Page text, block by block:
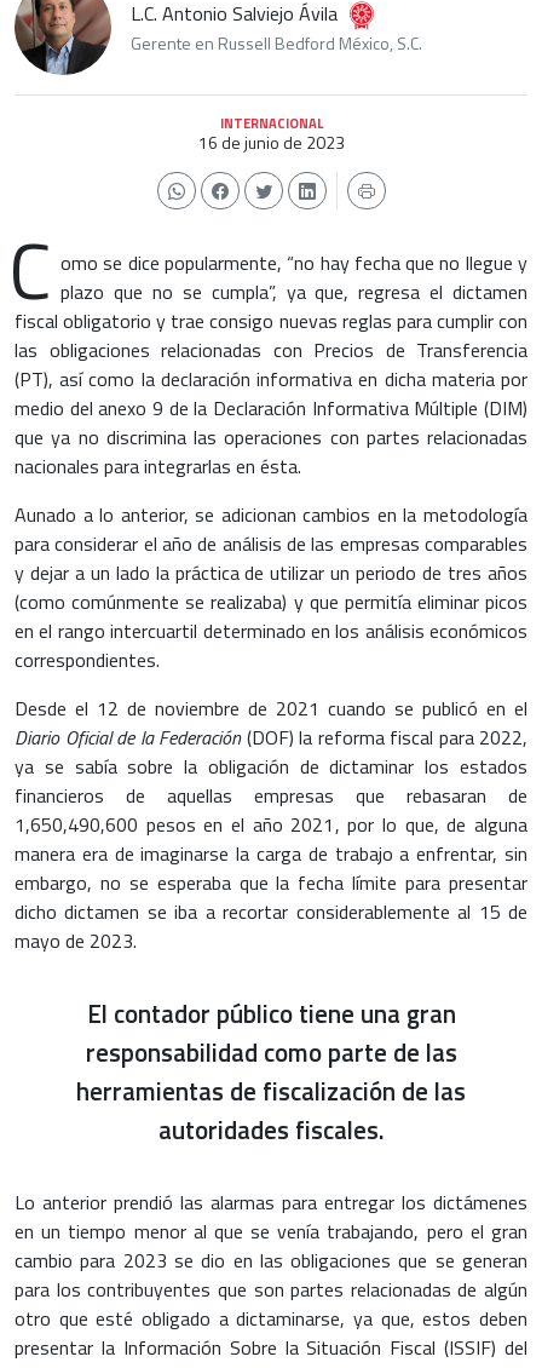
L.C. Antonio Salviejo Ávila
Gerente en Russell Bedford México, S.C.
INTERNACIONAL
16 de junio de 2023
C omo se dice popularmente, “no hay fecha que no llegue y
plazo que no se cumpla”, ya que, regresa el dictamen
fiscal obligatorio y trae consigo nuevas reglas para cumplir con
las obligaciones relacionadas con Precios de Transferencia
(PT), así como la declaración informativa en dicha materia por
medio del anexo 9 de la Declaración Informativa Múltiple (DIM)
que ya no discrimina las operaciones con partes relacionadas
nacionales para integrarlas en ésta.
Aunado a lo anterior, se adicionan cambios en la metodología
para considerar el año de análisis de las empresas comparables
y dejar a un lado la práctica de utilizar un periodo de tres años
(como comúnmente se realizaba) y que permitía eliminar picos
en el rango intercuartil determinado en los análisis económicos
correspondientes.
Desde el 12 de noviembre de 2021 cuando se publicó en el
Diario Oficial de la Federación(DOF) la reforma fiscal para 2022,
ya se sabía sobre la obligación de dictaminar los estados
financieros de aquellas empresas que rebasaran de
1,650,490,600 pesos en el año 2021, por lo que, de alguna
manera era de imaginarse la carga de trabajo a enfrentar, sin
embargo, no se esperaba que la fecha límite para presentar
dicho dictamen se iba a recortar considerablemente al 15 de
mayo de 2023.
El contador público tiene una gran
responsabilidad como parte de las
herramientas de fiscalización de las
autoridades fiscales.
Lo anterior prendió las alarmas para entregar los dictámenes
en un tiempo menor al que se venía trabajando, pero el gran
cambio para 2023 se dio en las obligaciones que se generan
para los contribuyentes que son partes relacionadas de algún
otro que esté obligado a dictaminarse, ya que, estos deben
presentar la Información Sobre la Situación Fiscal (ISSIF) del